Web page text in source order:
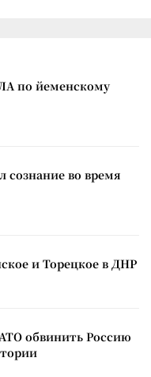
по йеменскому
сознание во время
и Торецкое в ДНР
обвинить Россию